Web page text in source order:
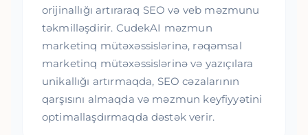
orijinallığı artıraraq SEO və veb məzmunu
təkmilləşdirir. CudekAI məzmun
marketinq mütəxəssislərinə, rəqəmsal
marketinq mütəxəssislərinə və yazıçılara
unikallığı artırmaqda, SEO cəzalarının
qarşısını almaqda və məzmun keyfiyyətini
optimallaşdırmaqda dəstək verir.